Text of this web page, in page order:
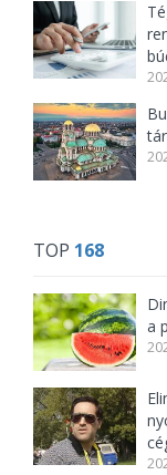
TOP 168
a